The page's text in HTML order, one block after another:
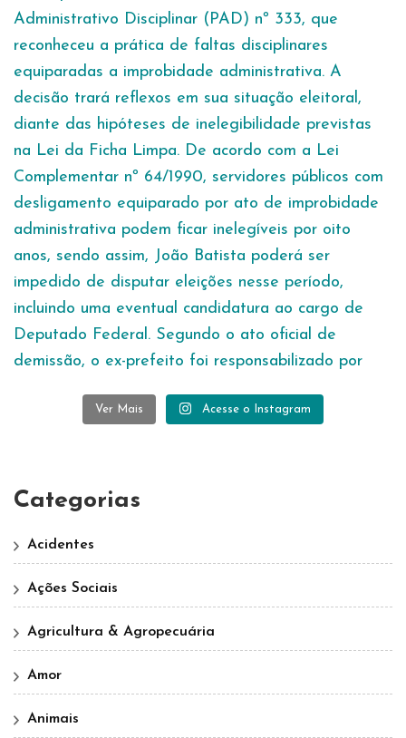
Ver Mais Acesse o Instagram
Categorias
Acidentes
Ações Sociais
Agricultura & Agropecuária
Amor
Animais